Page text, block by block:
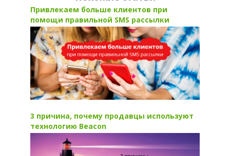
Привлекаем больше клиентов при
помощи правильной SMS рассылки
3 причина, почему продавцы используют
технологию Beacon